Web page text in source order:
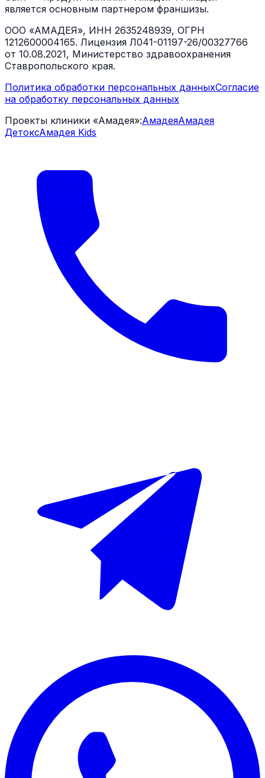
является основным партнером франшизы.
ООО «АМАДЕЯ», ИНН 2635248939, ОГРН
1212600004165. Лицензия Л041-01197-26/00327766
от 10.08.2021, Министерство здравоохранения
Ставропольского края.
Политика обработки персональных данныхСогласие
на обработку персональных данных
Проекты клиники «Амадея»:АмадеяАмадея
ДетоксАмадея Kids